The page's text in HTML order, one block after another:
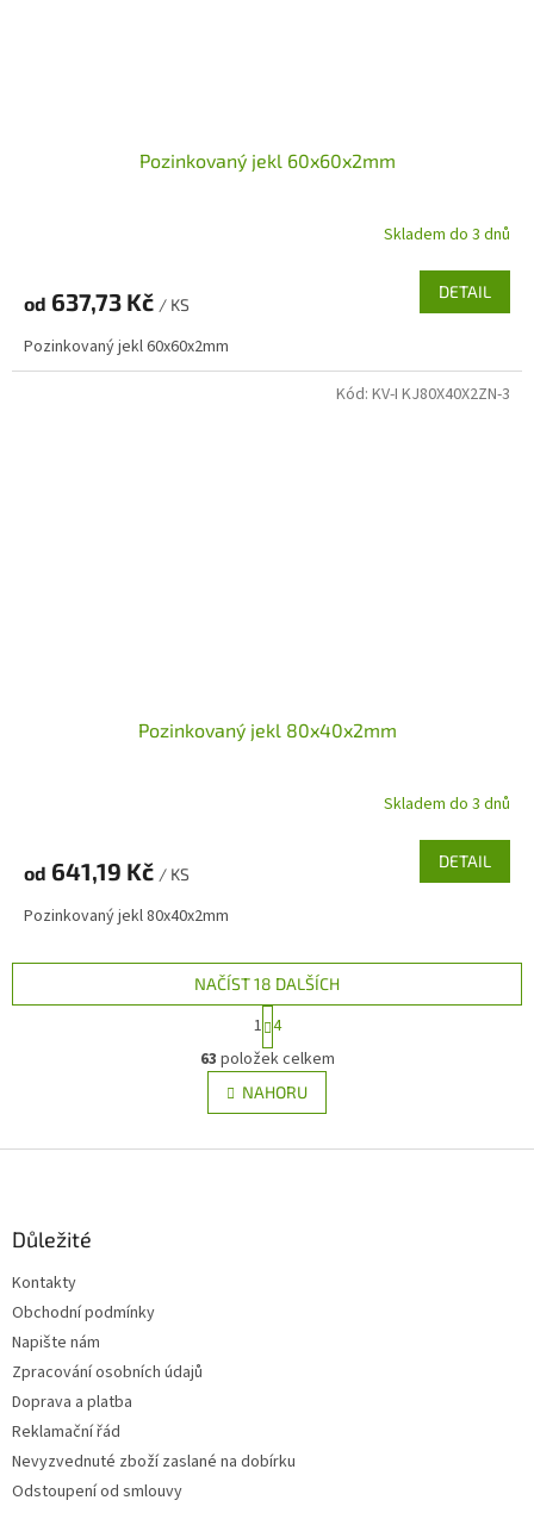
Pozinkovaný jekl 60x60x2mm
Skladem do 3 dnů
od 637,73 Kč / KS
DETAIL
Pozinkovaný jekl 60x60x2mm
Pozinkovaný jekl 80x40x2mm
Skladem do 3 dnů
od 641,19 Kč / KS
DETAIL
Pozinkovaný jekl 80x40x2mm
Kód: KV-I KJ80X40X2ZN-3
O
v
l
á
u
NAČÍST 18 DALŠÍCH
S
t
r
á
n
k
v
1 4
63 položek celkem
NAHORU
Důležité
Kontakty
Obchodní podmínky
Napište nám
Zpracování osobních údajů
Doprava a platba
Reklamační řád
Nevyzvednuté zboží zaslané na dobírku
Odstoupení od smlouvy